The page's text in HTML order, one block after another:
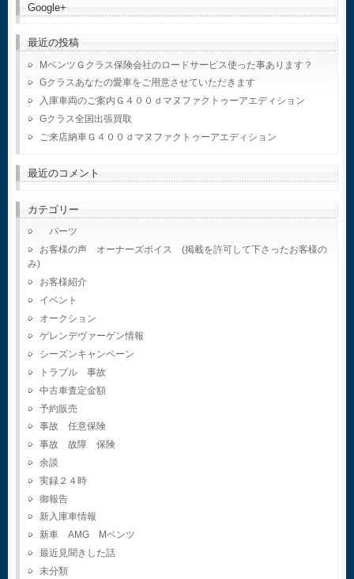
Google+
最近の投稿
MベンツＧクラス保険会社のロードサービス使った事あります？
Gクラスあなたの愛車をご用意させていただきます
入庫車両のご案内Ｇ４００ｄマヌファクトゥーアエディション
Gクラス全国出張買取
ご来店納車Ｇ４００ｄマヌファクトゥーアエディション
最近のコメント
カテゴリー
パーツ
お客様の声 オーナーズボイス (掲載を許可して下さったお客様の
み)
お客様紹介
イベント
オークション
ゲレンデヴァーゲン情報
シーズンキャンペーン
トラブル 事故
中古車査定金額
予約販売
事故 任意保険
事故 故障 保険
余談
実録２４時
御報告
新入庫車情報
新車 AMG Mベンツ
最近見聞きした話
未分類